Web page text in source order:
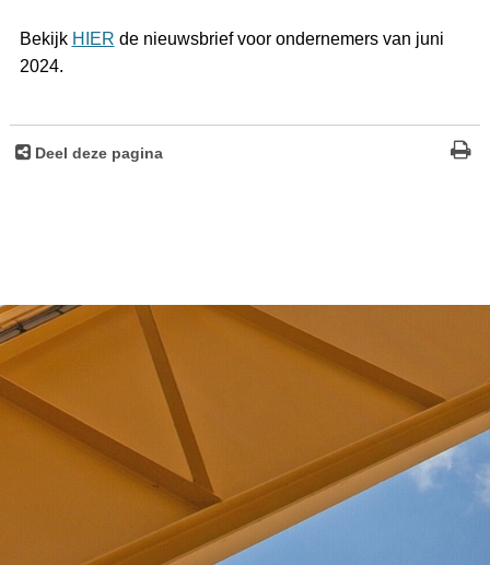
Bekijk HIER de nieuwsbrief voor ondernemers van juni
2024.
Deel deze pagina